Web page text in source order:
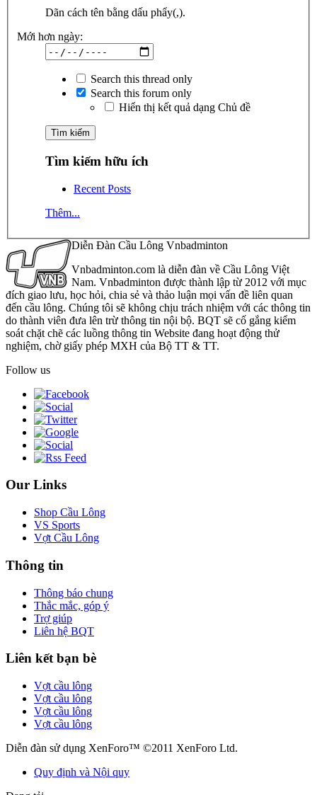
Dãn cách tên bằng dấu phẩy(,).
Mới hơn ngày:
Search this thread only
Search this forum only
Hiển thị kết quả dạng Chủ đề
Tìm kiếm hữu ích
Recent Posts
Thêm...
Diễn Đàn Cầu Lông Vnbadminton
Vnbadminton.com là diễn đàn về Cầu Lông Việt
Nam. Vnbadminton được thành lập từ 2012 với mục
đích giao lưu, học hỏi, chia sẻ và thảo luận mọi vấn đề liên quan
đến cầu lông. Chúng tôi sẽ không chịu trách nhiệm với các thông tin
do thành viên đưa lên trừ thông tin nội bộ. BQT sẽ cố gắng kiểm
soát chặt chẽ các luồng thông tin Website đang hoạt động thử
nghiệm, chờ giấy phép MXH của Bộ TT & TT.
Follow us
Our Links
Shop Cầu Lông
VS Sports
Vợt Cầu Lông
Thông tin
Thông báo chung
Thắc mắc, góp ý
Trợ giúp
Liên hệ BQT
Liên kết bạn bè
Vợt cầu lông
Vợt cầu lông
Vợt cầu lông
Vợt cầu lông
Diễn đàn sử dụng XenForo™ ©2011 XenForo Ltd.
Quy định và Nội quy